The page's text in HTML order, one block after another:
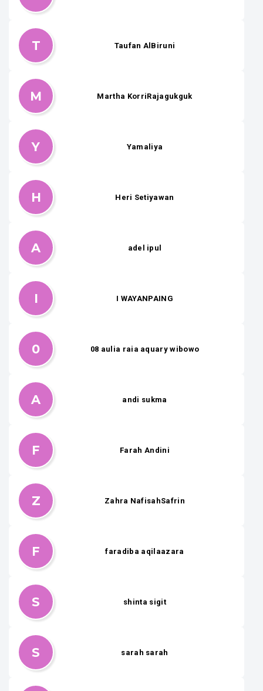
T Taufan AlBiruni
M Martha KorriRajagukguk
Y Yamaliya
H Heri Setiyawan
A adel ipul
I I WAYANPAING
0 08 aulia raia aquary wibowo
A andi sukma
F Farah Andini
Z Zahra NafisahSafrin
F faradiba aqilaazara
S shinta sigit
S sarah sarah